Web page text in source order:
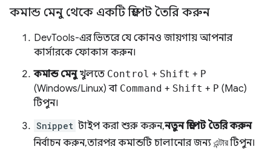
কমান্ড মেনু থেকে একটি স্নিপেট তৈরি করুন
DevTools-এর ভিতরে যে কোনও জায়গায় আপনার
কার্সারকে ফোকাস করুন।
কমান্ড মেনুখুলতে Control + Shift + P
(Windows/Linux) বা Command + Shift + P (Mac)
টিপুন।
Snippet টাইপ করা শুরু করুন,নতুন স্নিপেট তৈরি করুন
নির্বাচন করুন, তারপর কমান্ডটি চালানোর জন্য এন্টারটিপুন।